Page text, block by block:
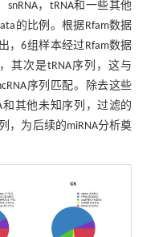
snRNA，tRNA和一些其他
的比例。根据Rfam数据
，6组样本经过Rfam数据
其次是tRNA序列，这与
序列匹配。除去这些
和其他未知序列，过滤的
，为后续的miRNA分析奠